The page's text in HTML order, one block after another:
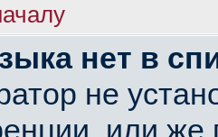
нет в
не
или же